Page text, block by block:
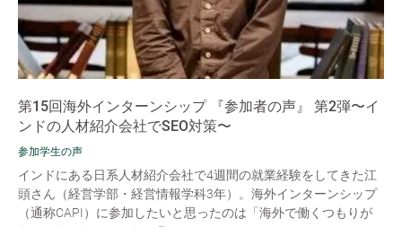
第15回海外インターンシップ 『参加者の声』 第2弾〜イ
ンドの人材紹介会社でSEO対策〜
参加学生の声
インドにある日系人材紹介会社で4週間の就業経験をしてきた江
頭さん（経営学部・経営情報学科3年）。海外インターンシップ
（通称CAPI）に参加したいと思ったのは「海外で働くつもりが